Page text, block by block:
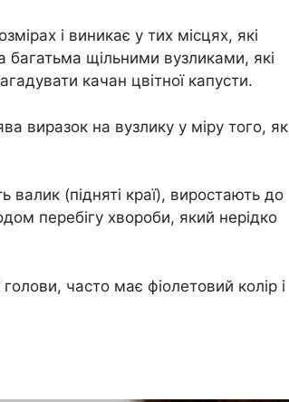
і виникає у тих місцях, які
щільними вузликами, які
качан цвітної капусти.
виразок на вузлику у міру того, як
валик (підняті краї), виростають до
перебігу хвороби, який нерідко
часто має фіолетовий колір і